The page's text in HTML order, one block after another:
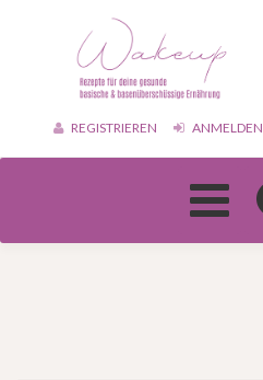
REGISTRIEREN ANMELDEN
Toggle
navigation